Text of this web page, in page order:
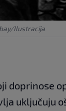
Ilustracija
doprinose
uključuju